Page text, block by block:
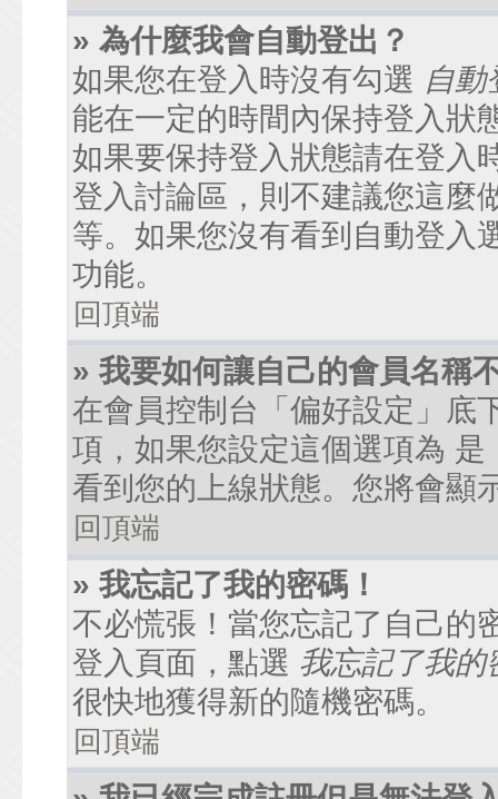
» 為什麼我會自動登出？
如果您在登入時沒有勾選 自動
能在一定的時間內保持登入狀
如果要保持登入狀態請在登入
登入討論區，則不建議您這麼
等。如果您沒有看到自動登入
功能。
回頂端
» 我要如何讓自己的會員名稱
在會員控制台「偏好設定」底
項，如果您設定這個選項為 是
看到您的上線狀態。您將會顯
回頂端
» 我忘記了我的密碼！
不必慌張！當您忘記了自己的
登入頁面，點選 我忘記了我的
很快地獲得新的隨機密碼。
回頂端